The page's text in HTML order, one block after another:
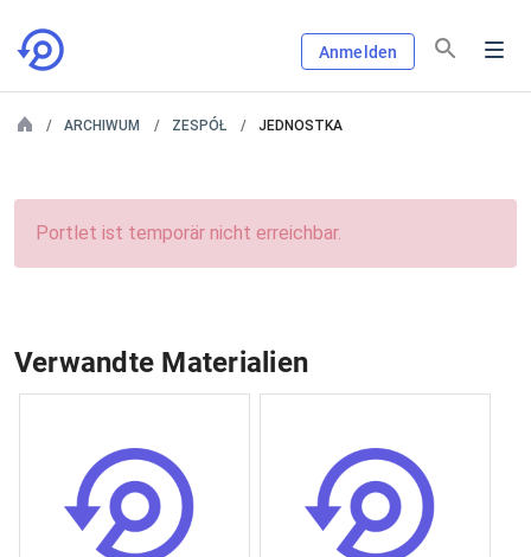
Anmelden
ARCHIWUM ZESPÓŁ JEDNOSTKA
Portlet ist temporär nicht erreichbar.
Verwandte Materialien